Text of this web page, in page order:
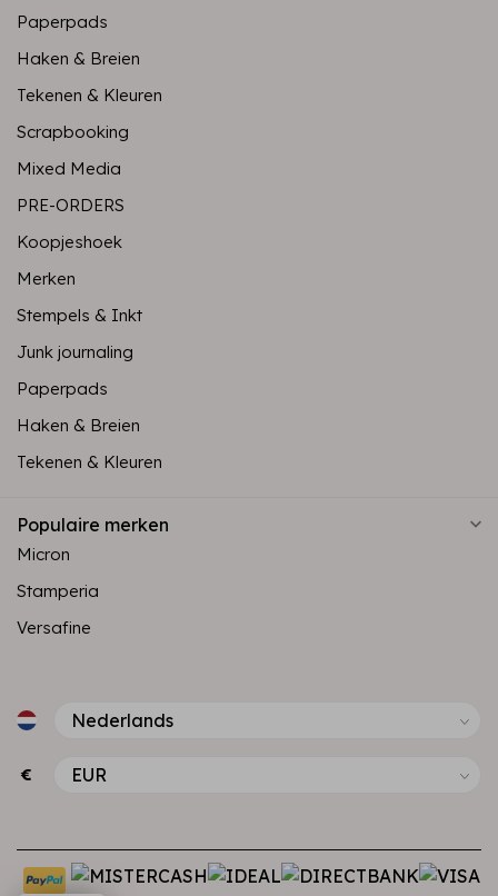
Paperpads
Haken & Breien
Tekenen & Kleuren
Scrapbooking
Mixed Media
PRE-ORDERS
Koopjeshoek
Merken
Stempels & Inkt
Junk journaling
Paperpads
Haken & Breien
Tekenen & Kleuren
Populaire merken
Micron
Stamperia
Versafine
€